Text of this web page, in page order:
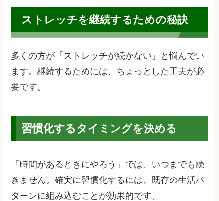
ストレッチを継続するための秘訣
多くの方が「ストレッチが続かない」と悩んでい
ます。継続するためには、ちょっとした工夫が必
要です。
習慣化するタイミングを決める
「時間があるときにやろう」では、いつまでも続
きません。確実に習慣化するには、既存の生活パ
ターンに組み込むことが効果的です。